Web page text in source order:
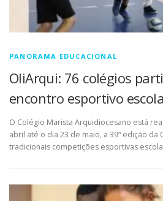
PANORAMA EDUCACIONAL
OliArqui: 76 colégios
encontro esportivo
O Colégio Marista Arquidiocesano está
abril até o dia 23 de maio, a 39ª edição da
tradicionais competições esportivas